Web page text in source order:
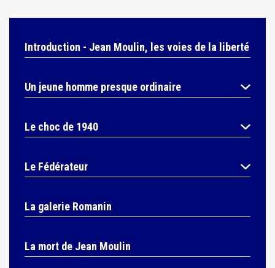
Introduction - Jean Moulin, les voies de la liberté
Un jeune homme presque ordinaire
Le choc de 1940
Le Fédérateur
La galerie Romanin
La mort de Jean Moulin